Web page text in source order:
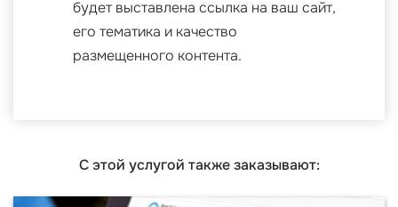
будет выставлена ссылка на ваш сайт,
его тематика и качество
размещенного контента.
С этой услугой также заказывают: